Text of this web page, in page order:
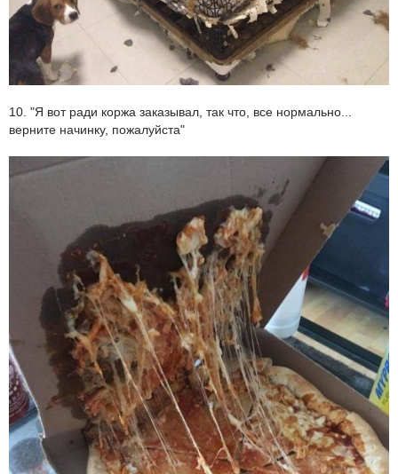
10. "Я вот ради коржа заказывал, так что, все нормально...
верните начинку, пожалуйста"